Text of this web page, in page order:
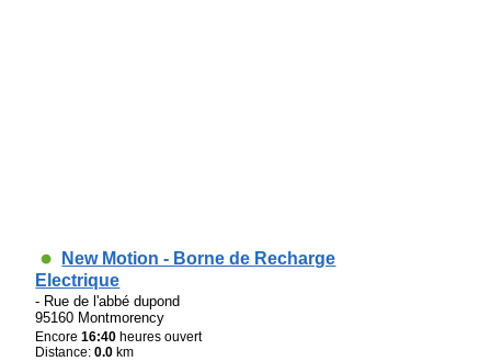
New Motion - Borne de Recharge
Electrique
- Rue de l'abbé dupond
95160 Montmorency
Encore16:40 heures ouvert
Distance:0.0 km